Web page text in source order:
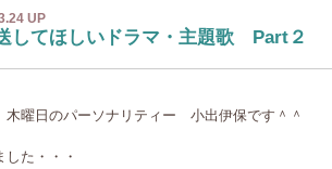
UP
してほしいドラマ・主題歌 Part２
曜日のパーソナリティー 小出伊保です＾＾
た・・・